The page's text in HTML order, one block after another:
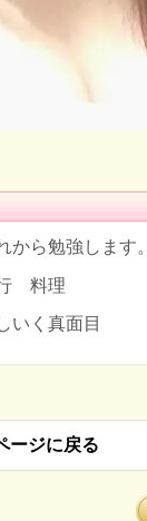
勉強します。
理
く真面目
ージに戻る